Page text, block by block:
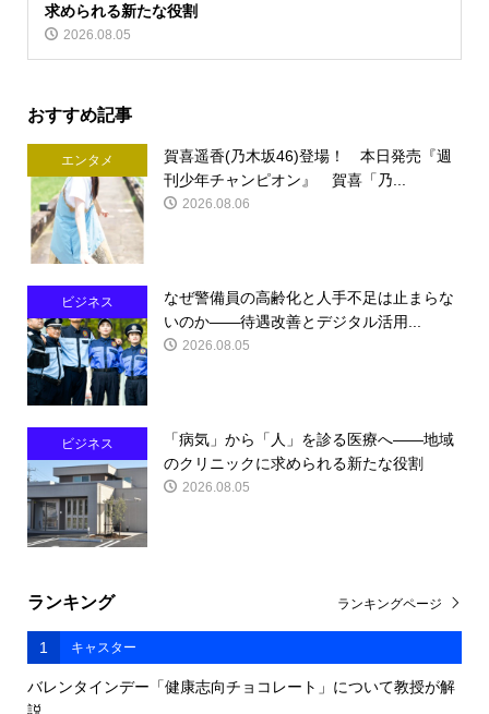
求められる新たな役割
2026.08.05
おすすめ記事
エンタメ
賀喜遥香(乃木坂46)登場！ 本日発売『週
刊少年チャンピオン』 賀喜「乃...
2026.08.06
ビジネス
なぜ警備員の高齢化と人手不足は止まらな
いのか――待遇改善とデジタル活用...
2026.08.05
ビジネス
「病気」から「人」を診る医療へ――地域
のクリニックに求められる新たな役割
2026.08.05
ランキング
1 キャスター
バレンタインデー「健康志向チョコレート」について教授が解
ランキングページ